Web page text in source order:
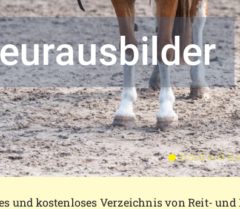
und kostenloses Verzeichnis von Reit-